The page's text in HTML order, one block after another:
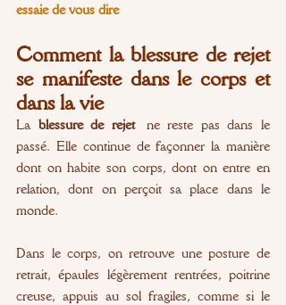
essaie de vous dire
Comment la blessure de rejet
se manifeste dans le corps et
dans la vie
La blessure de rejet ne reste pas dans le
passé. Elle continue de façonner la manière
dont on habite son corps, dont on entre en
relation, dont on perçoit sa place dans le
monde.
Dans le corps, on retrouve une posture de
retrait, épaules légèrement rentrées, poitrine
creuse, appuis au sol fragiles, comme si le